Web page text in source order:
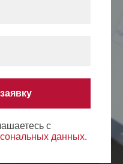
с
данных.